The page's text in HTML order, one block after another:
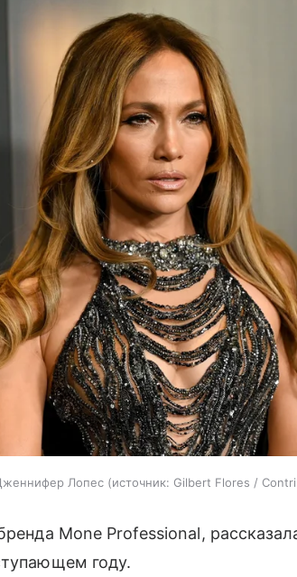
Лопес источник: Gilbert Flores /
Mone Professional,
году.